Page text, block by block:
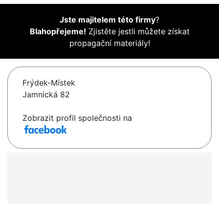
Jste majitelem této firmy?
Blahopřejeme! Zjistěte jestli můžete získat
propagační materiály!
Frýdek-Místek
Jamnická 82
Zobrazit profil společnosti na